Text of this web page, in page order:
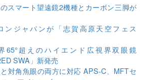
スマート望遠鏡2機種とカーボン三脚が
ンジャパンが「志賀高原天空フェス
65°超えのハイエンド広視界双眼鏡
SWA」新発売
対角魚眼の両方に対応 APS-C、MFTセ